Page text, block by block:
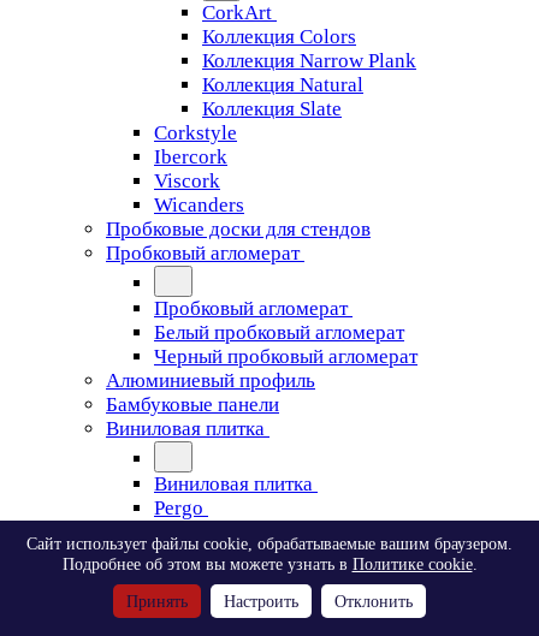
CorkArt
Коллекция Colors
Коллекция Narrow Plank
Коллекция Natural
Коллекция Slate
Corkstyle
Ibercork
Viscork
Wicanders
Пробковые доски для стендов
Пробковый агломерат
Пробковый агломерат
Белый пробковый агломерат
Черный пробковый агломерат
Алюминиевый профиль
Бамбуковые панели
Виниловая плитка
Виниловая плитка
Pergo
Pergo
Classic Plank Optimum Glue
Modern Plank Optimum Glue
Сайт использует файлы cookie, обрабатываемые вашим браузером.
Подробнее об этом вы можете узнать в Политике cookie.
Принять Настроить Отклонить